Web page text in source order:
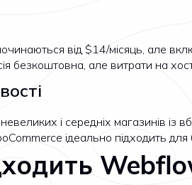
від $14/місяць, але
безкоштовна, але витрати на
і середніх магазинів
ідеально підходить